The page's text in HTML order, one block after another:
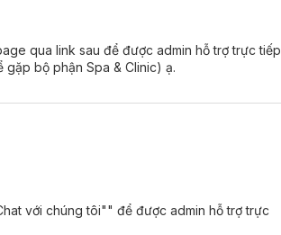
qua link sau để được admin hỗ trợ trực tiếp
gặp bộ phận Spa & Clinic) ạ.
với chúng tôi"" để được admin hỗ trợ trực